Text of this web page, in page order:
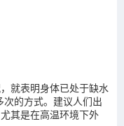
就表明身体已处于缺水
次的方式。建议人们出
其是在高温环境下外